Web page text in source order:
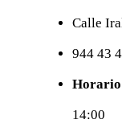
Calle
944 43
Horario
14:00